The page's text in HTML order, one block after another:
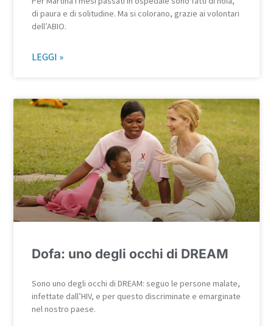
di paura e di solitudine. Ma si colorano, grazie ai volontari
dell’ABIO.
LEGGI »
Dofa: uno degli occhi di DREAM
Sono uno degli occhi di DREAM: seguo le persone malate,
infettate dall’HIV, e per questo discriminate e emarginate
nel nostro paese.